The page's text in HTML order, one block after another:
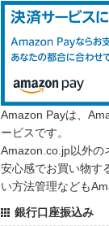
Amazon Payは、
ービスです。
Amazon.co.jp以外の
安心感でお買い物す
い方法管理なども
銀行口座振込み